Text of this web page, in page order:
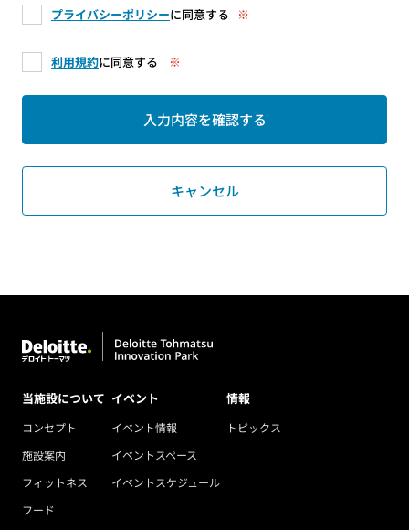
プライバシーポリシーに同意する ※
利用規約に同意する ※
キャンセル
当施設について
コンセプト
施設案内
フィットネス
フード
イベント
イベント情報
イベントスペース
イベントスケジュール
情報
トピックス